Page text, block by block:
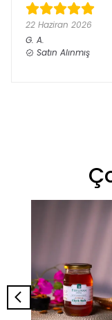
22 Haziran 2026
G. A.
Satın Alınmış